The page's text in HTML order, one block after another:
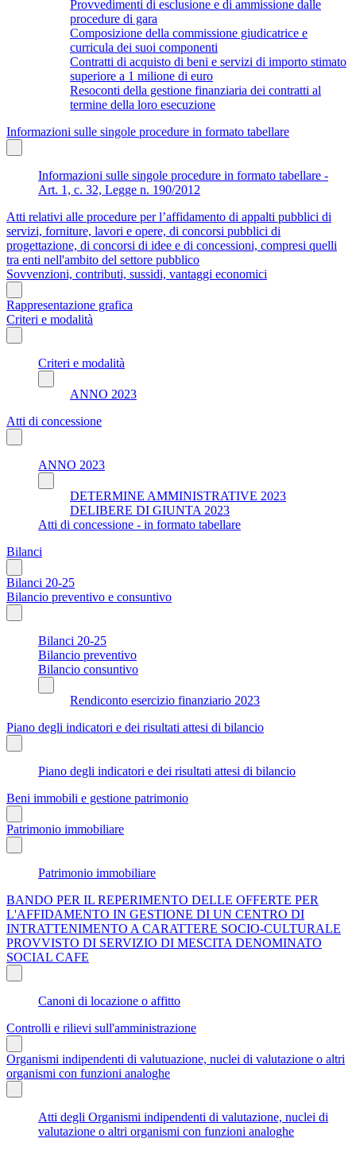
Provvedimenti di esclusione e di ammissione dalle
procedure di gara
Composizione della commissione giudicatrice e
curricula dei suoi componenti
Contratti di acquisto di beni e servizi di importo stimato
superiore a 1 milione di euro
Resoconti della gestione finanziaria dei contratti al
termine della loro esecuzione
Informazioni sulle singole procedure in formato tabellare
Informazioni sulle singole procedure in formato tabellare -
Art. 1, c. 32, Legge n. 190/2012
Atti relativi alle procedure per l’affidamento di appalti pubblici di
servizi, forniture, lavori e opere, di concorsi pubblici di
progettazione, di concorsi di idee e di concessioni, compresi quelli
tra enti nell'ambito del settore pubblico
Sovvenzioni, contributi, sussidi, vantaggi economici
Rappresentazione grafica
Criteri e modalità
Criteri e modalità
ANNO 2023
Atti di concessione
ANNO 2023
DETERMINE AMMINISTRATIVE 2023
DELIBERE DI GIUNTA 2023
Atti di concessione - in formato tabellare
Bilanci
Bilanci 20-25
Bilancio preventivo e consuntivo
Bilanci 20-25
Bilancio preventivo
Bilancio consuntivo
Rendiconto esercizio finanziario 2023
Piano degli indicatori e dei risultati attesi di bilancio
Piano degli indicatori e dei risultati attesi di bilancio
Beni immobili e gestione patrimonio
Patrimonio immobiliare
Patrimonio immobiliare
BANDO PER IL REPERIMENTO DELLE OFFERTE PER
L'AFFIDAMENTO IN GESTIONE DI UN CENTRO DI
INTRATTENIMENTO A CARATTERE SOCIO-CULTURALE
PROVVISTO DI SERVIZIO DI MESCITA DENOMINATO
SOCIAL CAFE
Canoni di locazione o affitto
Controlli e rilievi sull'amministrazione
Organismi indipendenti di valutuazione, nuclei di valutazione o altri
organismi con funzioni analoghe
Atti degli Organismi indipendenti di valutazione, nuclei di
valutazione o altri organismi con funzioni analoghe